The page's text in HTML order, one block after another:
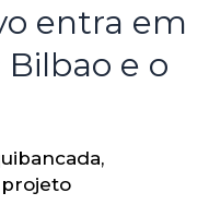
entra em
e o
,
projeto